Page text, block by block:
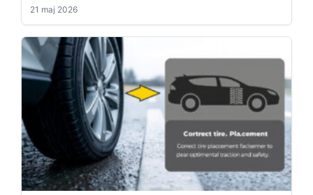
21 maj 2026